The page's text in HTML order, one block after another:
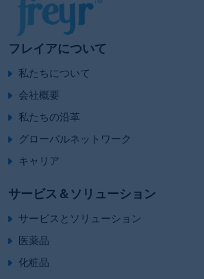
フレイアについて
私たちについて
会社概要
私たちの沿革
グローバルネットワーク
キャリア
サービス＆ソリューション
サービスとソリューション
医薬品
化粧品